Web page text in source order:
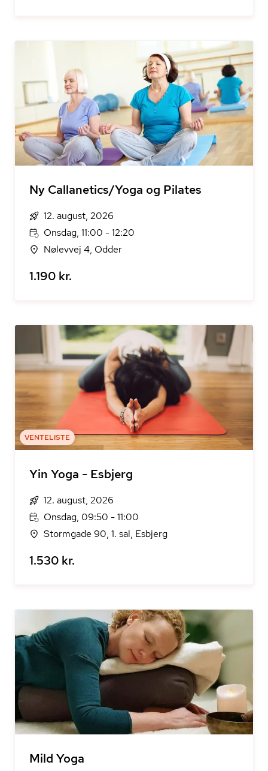
Ny Callanetics/Yoga og Pilates
12. august, 2026
Onsdag, 11:00 - 12:20
Nølevvej 4, Odder
1.190 kr.
VENTELISTE
Yin Yoga - Esbjerg
12. august, 2026
Onsdag, 09:50 - 11:00
Stormgade 90, 1. sal, Esbjerg
1.530 kr.
Mild Yoga